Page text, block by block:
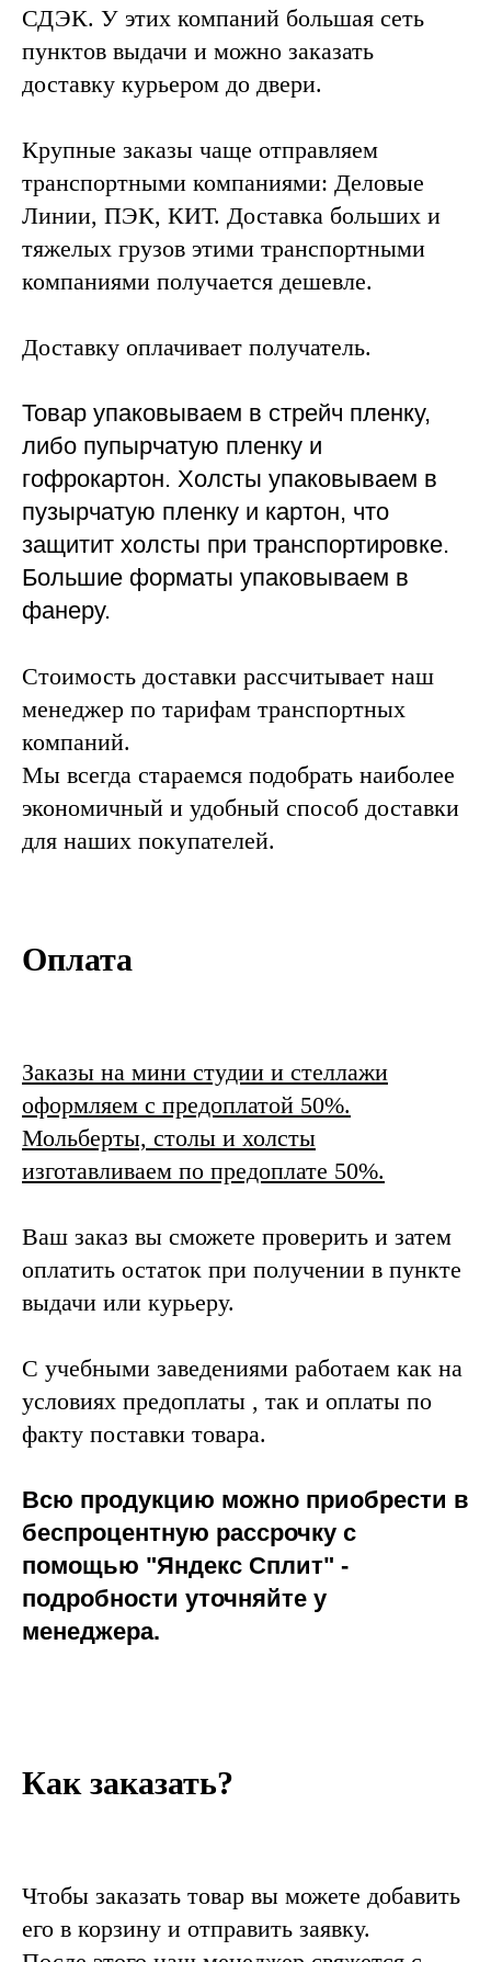
СДЭК. У этих компаний большая сеть
пунктов выдачи и можно заказать
доставку курьером до двери.
Крупные заказы чаще отправляем
транспортными компаниями: Деловые
Линии, ПЭК, КИТ. Доставка больших и
тяжелых грузов этими транспортными
компаниями получается дешевле.
Доставку оплачивает получатель.
Товар упаковываем в стрейч пленку,
либо пупырчатую пленку и
гофрокартон. Холсты упаковываем в
пузырчатую пленку и картон, что
защитит холсты при транспортировке.
Большие форматы упаковываем в
фанеру.
Стоимость доставки рассчитывает наш
менеджер по тарифам транспортных
компаний.
Мы всегда стараемся подобрать наиболее
экономичный и удобный способ доставки
для наших покупателей.
Оплата
Заказы на мини студии и стеллажи
оформляем с предоплатой 50%.
Мольберты, столы и холсты
изготавливаем по предоплате 50%.
Ваш заказ вы сможете проверить и затем
оплатить остаток при получении в пункте
выдачи или курьеру.
С учебными заведениями работаем как на
условиях предоплаты , так и оплаты по
факту поставки товара.
Всю продукцию можно приобрести в
беспроцентную рассрочку с
помощью "Яндекс Сплит" -
подробности уточняйте у
менеджера.
Как заказать?
Чтобы заказать товар вы можете добавить
его в корзину и отправить заявку.